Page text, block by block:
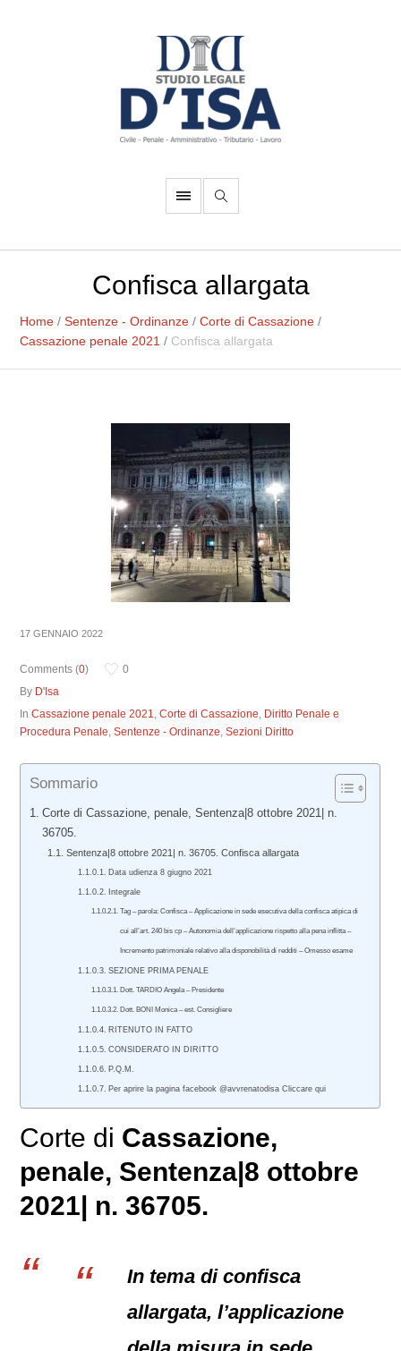
Confisca allargata
Home /Sentenze - Ordinanze /Corte di Cassazione /
Cassazione penale 2021 / Confisca allargata
17 GENNAIO 2022
Comments (0)
0
By D'Isa
InCassazione penale 2021,Corte di Cassazione, Diritto Penale e
Procedura Penale,Sentenze - Ordinanze,Sezioni Diritto
Sommario
Corte di Cassazione, penale, Sentenza|8 ottobre 2021| n.
36705.
Sentenza|8 ottobre 2021| n. 36705. Confisca allargata
Data udienza 8 giugno 2021
Integrale
Tag – parola: Confisca – Applicazione in sede esecutiva della confisca atipica di
cui all’art. 240 bis cp – Autonomia dell’applicazione rispetto alla pena inflitta –
Incremento patrimoniale relativo alla disponobilità di redditi – Omesso esame
SEZIONE PRIMA PENALE
Dott. TARDIO Angela – Presidente
Dott. BONI Monica – est. Consigliere
RITENUTO IN FATTO
CONSIDERATO IN DIRITTO
P.Q.M.
Per aprire la pagina facebook @avvrenatodisa Cliccare qui
Corte di Cassazione,
penale, Sentenza|8 ottobre
2021| n. 36705.
In tema di confisca
allargata, l’applicazione